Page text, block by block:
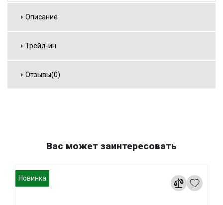
Описание
Трейд-ин
Отзывы(0)
Вас может заинтересовать
Новинка